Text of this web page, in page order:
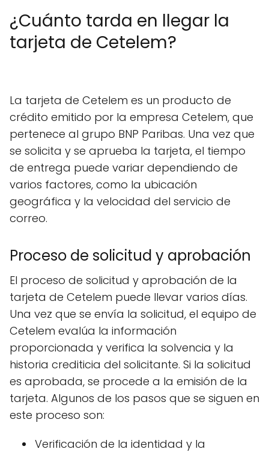
¿Cuánto tarda en llegar la
tarjeta de Cetelem?
La tarjeta de Cetelem es un producto de
crédito emitido por la empresa Cetelem, que
pertenece al grupo BNP Paribas. Una vez que
se solicita y se aprueba la tarjeta, el tiempo
de entrega puede variar dependiendo de
varios factores, como la ubicación
geográfica y la velocidad del servicio de
correo.
Proceso de solicitud y aprobación
El proceso de solicitud y aprobación de la
tarjeta de Cetelem puede llevar varios días.
Una vez que se envía la solicitud, el equipo de
Cetelem evalúa la información
proporcionada y verifica la solvencia y la
historia crediticia del solicitante. Si la solicitud
es aprobada, se procede a la emisión de la
tarjeta. Algunos de los pasos que se siguen en
este proceso son:
Verificación de la identidad y la